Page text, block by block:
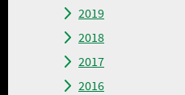
2019
2018
2017
2016